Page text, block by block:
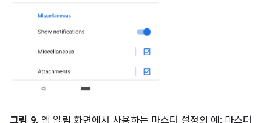
그림 9. 앱 알림 화면에서 사용하는 마스터 설정의 예: 마스터